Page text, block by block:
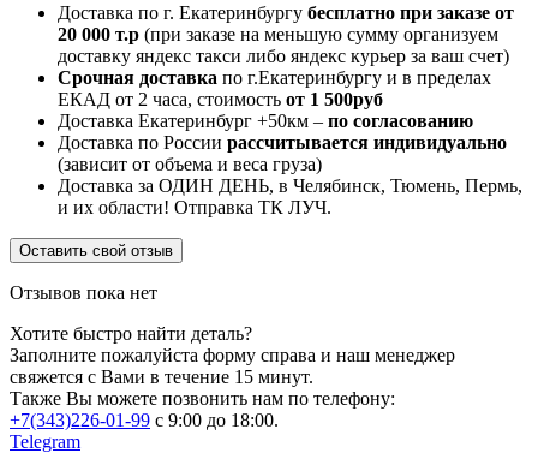
Доставка по г. Екатеринбургу бесплатно при заказе от
20 000 т.р (при заказе на меньшую сумму организуем
доставку яндекс такси либо яндекс курьер за ваш счет)
Срочная доставка по г.Екатеринбургу и в пределах
ЕКАД от 2 часа, стоимость от 1 500руб
Доставка Екатеринбург +50км – по согласованию
Доставка по России рассчитывается индивидуально
(зависит от объема и веса груза)
Доставка за ОДИН ДЕНЬ, в Челябинск, Тюмень, Пермь,
и их области! Отправка ТК ЛУЧ.
Оставить свой отзыв
Отзывов пока нет
Хотите быстро найти деталь?
Заполните пожалуйста форму справа и наш менеджер
свяжется с Вами в течение 15 минут.
Также Вы можете позвонить нам по телефону:
+7(343)226-01-99 с 9:00 до 18:00.
Telegram